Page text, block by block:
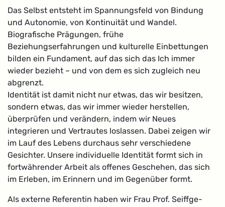
Das Selbst entsteht im Spannungsfeld von Bindung
und Autonomie, von Kontinuität und Wandel.
Biografische Prägungen, frühe
Beziehungserfahrungen und kulturelle Einbettungen
bilden ein Fundament, auf das sich das Ich immer
wieder bezieht – und von dem es sich zugleich neu
abgrenzt.
Identität ist damit nicht nur etwas, das wir besitzen,
sondern etwas, das wir immer wieder herstellen,
überprüfen und verändern, indem wir Neues
integrieren und Vertrautes loslassen. Dabei zeigen wir
im Lauf des Lebens durchaus sehr verschiedene
Gesichter. Unsere individuelle Identität formt sich in
fortwährender Arbeit als offenes Geschehen, das sich
im Erleben, im Erinnern und im Gegenüber formt.
Als externe Referentin haben wir Frau Prof. Seiffge-